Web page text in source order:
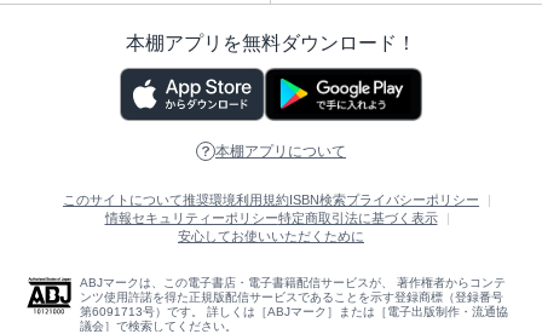
本棚アプリを無料ダウンロード！
本棚アプリについて
このサイトについて推奨環境利用規約ISBN検索プライバシーポリシー
情報セキュリティーポリシー特定商取引法に基づく表示
安心してお使いいただくために
ABJマークは、この電子書店・電子書籍配信サービスが、 著作権者からコンテ
ンツ使用許諾を得た正規版配信サービスであることを示す登録商標（登録番号
第6091713号）です。 詳しくは［ABJマーク］または［電子出版制作・流通協
議会］で検索してください。